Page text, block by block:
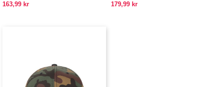
163,99 kr
179,99 kr